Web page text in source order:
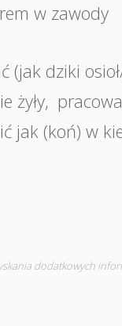
w zawody
(jak dziki
żyły,
jak (koń) w
dodatkowych